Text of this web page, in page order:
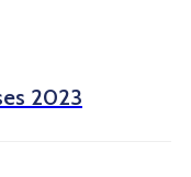
2023